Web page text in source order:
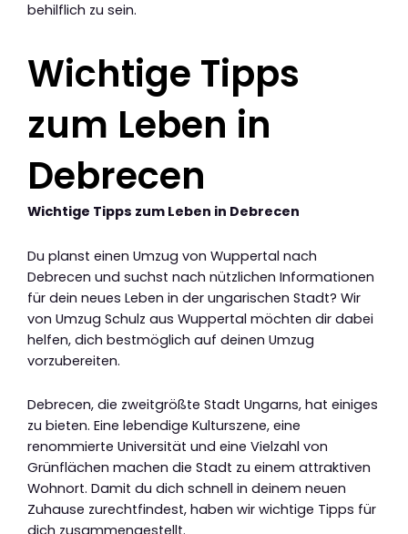
behilflich zu sein.
Wichtige Tipps
zum Leben in
Debrecen
Wichtige Tipps zum Leben in Debrecen
Du planst einen Umzug von Wuppertal nach
Debrecen und suchst nach nützlichen Informationen
für dein neues Leben in der ungarischen Stadt? Wir
von Umzug Schulz aus Wuppertal möchten dir dabei
helfen, dich bestmöglich auf deinen Umzug
vorzubereiten.
Debrecen, die zweitgrößte Stadt Ungarns, hat einiges
zu bieten. Eine lebendige Kulturszene, eine
renommierte Universität und eine Vielzahl von
Grünflächen machen die Stadt zu einem attraktiven
Wohnort. Damit du dich schnell in deinem neuen
Zuhause zurechtfindest, haben wir wichtige Tipps für